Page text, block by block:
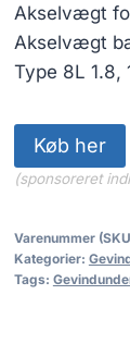
Akselvægt
Akselvægt
Type 8L 1.8,
Køb her
(sponsoreret
Varenummer
Kategorier:
Tags: